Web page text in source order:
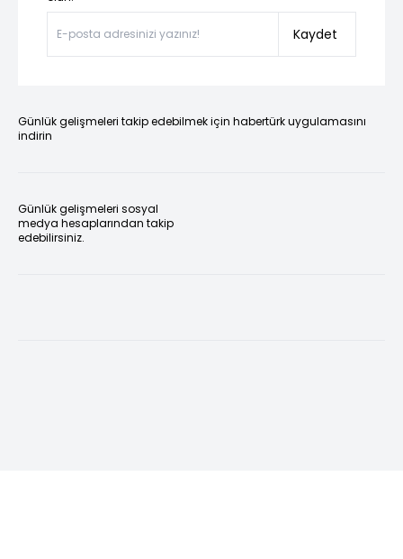
Kaydet
Günlük gelişmeleri takip edebilmek için habertürk uygulamasını
indirin
Günlük gelişmeleri sosyal
medya hesaplarından takip
edebilirsiniz.